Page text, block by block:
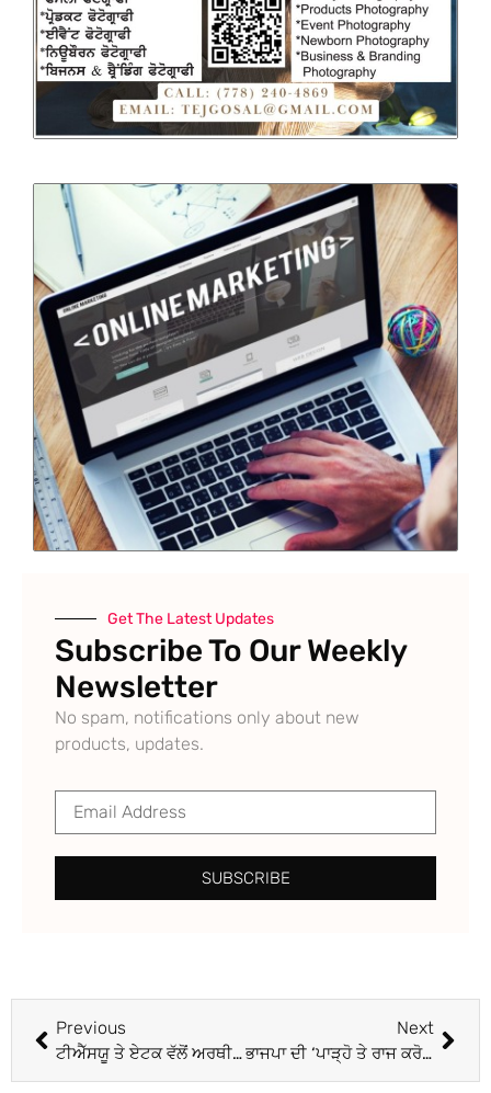
Get The Latest Updates
Subscribe To Our Weekly
Newsletter
No spam, notifications only about new
products, updates.
SUBSCRIBE
Previous
ਟੀਐੱਸਯੂ ਤੇ ਏਟਕ ਵੱਲੋਂ ਅਰਥੀ ਫੂਕ ਮੁਜ਼ਾਹਰਾ
Next
ਭਾਜਪਾ ਦੀ ‘ਪਾੜ੍ਹੋ ਤੇ ਰਾਜ ਕਰੋ’ ਸਿਆਸਤ ਸਮਝ ਚੁੱਕੇ ਹਨ ਲੋਕ : ਡਾ. ਸੋਨੀ